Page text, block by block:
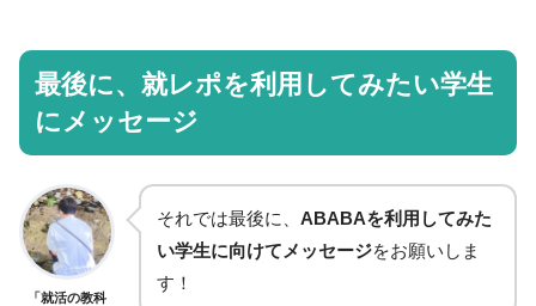
最後に、就レポを利用してみたい学生
にメッセージ
「就活の教科
それでは最後に、 ABABAを利用してみた
い学生に向けてメッセージをお願いしま
す！